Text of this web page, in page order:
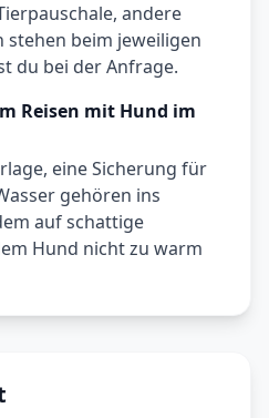
andere
stehen beim jeweiligen
du bei der Anfrage.
Reisen mit Hund im
eine Sicherung für
gehören ins
auf schattige
Hund nicht zu warm